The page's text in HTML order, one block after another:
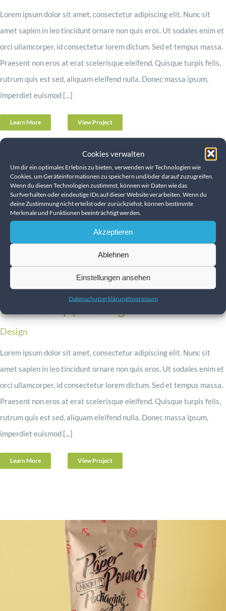
Cookies verwalten
Um dir ein optimales Erlebnis zu bieten, verwenden wir Technologien wie
Cookies, um Geräteinformationen zu speichern und/oder darauf zuzugreifen.
Wenn du diesen Technologien zustimmst, können wir Daten wie das
Surfverhalten oder eindeutige IDs auf dieser Website verarbeiten. Wenn du
deine Zustimmung nicht erteilst oder zurückziehst, können bestimmte
Merkmale und Funktionen beeinträchtigt werden.
Akzeptieren
Ablehnen
Einstellungen ansehen
DatenschutzerklärungImpressum
Lorem ipsum dolor sit amet, consectetur adipiscing elit. Nunc sit
amet sapien in leo tincidunt ornare non quis eros. Ut sodales enim et
orci ullamcorper, id consectetur lorem dictum. Sed et tempus massa.
Praesent non eros at erat scelerisque eleifend. Quisque turpis felis,
rutrum quis est sed, aliquam eleifend nulla. Donec massa ipsum,
imperdiet euismod [...]
Learn More View Project
Mobile App Design
Design
Lorem ipsum dolor sit amet, consectetur adipiscing elit. Nunc sit
amet sapien in leo tincidunt ornare non quis eros. Ut sodales enim et
orci ullamcorper, id consectetur lorem dictum. Sed et tempus massa.
Praesent non eros at erat scelerisque eleifend. Quisque turpis felis,
rutrum quis est sed, aliquam eleifend nulla. Donec massa ipsum,
imperdiet euismod [...]
Learn More View Project